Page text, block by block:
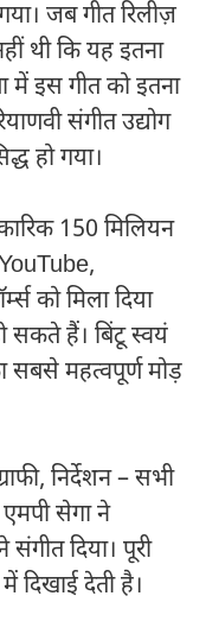
जब गीत रिलीज़
थी कि यह इतना
में इस गीत को इतना
संगीत उद्योग
हो गया।
150 मिलियन
को मिला दिया
सकते हैं। बिंटू स्वयं
सबसे महत्वपूर्ण मोड़
निर्देशन – सभी
सेगा ने
दिया। पूरी
दिखाई देती है।